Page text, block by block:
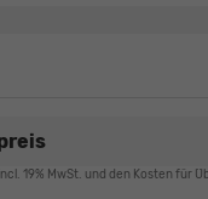
incl. 19% MwSt. und den Kosten für